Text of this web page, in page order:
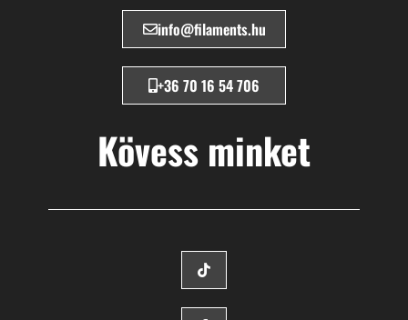
info@filaments.hu
+36 70 16 54 706
Kövess minket